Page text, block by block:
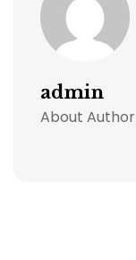
admin
About Author